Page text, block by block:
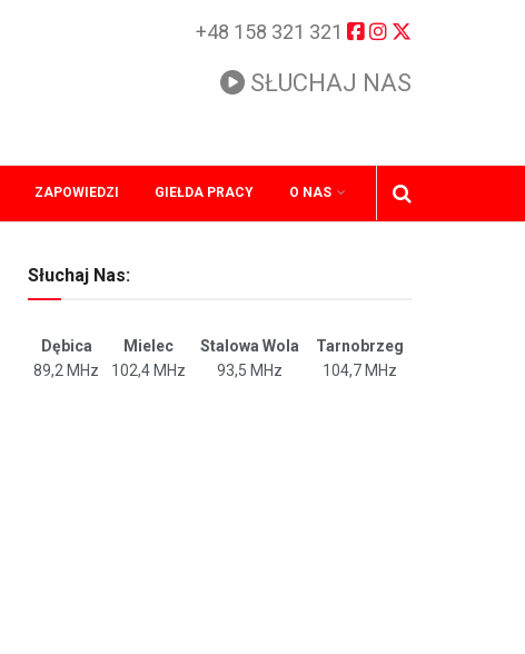
+48 158 321 321
SŁUCHAJ NAS
ZAPOWIEDZI GIEŁDA PRACY O NAS
Słuchaj Nas:
Dębica Mielec Stalowa Wola
Tarnobrzeg
89,2 MHz
102,4 MHz 93,5 MHz 104,7 MHz